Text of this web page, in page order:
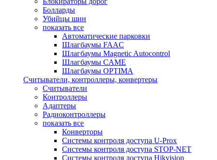
Болларды
Убийцы шин
показать все
Автоматические парковки
Шлагбаумы FAAC
Шлагбаумы Magnetic Autocontrol
Шлагбаумы CAME
Шлагбаумы OPTIMA
Считыватели, контроллеры, конвертеры
Считыватели
Контроллеры
Адаптеры
Радиоконтроллеры
показать все
Конверторы
Системы контроля доступа U-Prox
Системы контроля доступа STOP-NET
Системы контроля доступа Hikvision